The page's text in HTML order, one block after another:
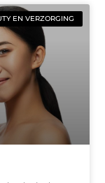
EN VERZORGING